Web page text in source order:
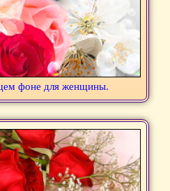
фоне для женщины.